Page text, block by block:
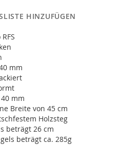
HINZUFÜGEN
mm
mm
Breite von 45 cm
Holzsteg
beträgt 26 cm
beträgt ca. 285g